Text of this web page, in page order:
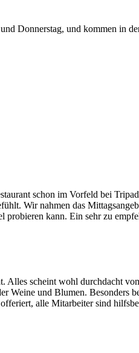
Donnerstag, und kommen in
schon im Vorfeld bei
Wir nahmen das
kann. Ein sehr zu
scheint wohl durchdacht
Weine und Blumen. Besonders
alle Mitarbeiter sind